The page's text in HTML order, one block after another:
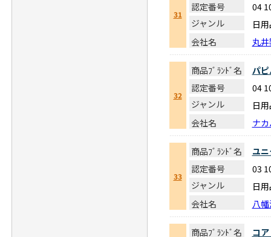
31
認定番号
04
ジャンル
日
会社名
丸
32
商品ﾌﾞﾗﾝﾄﾞ名
パ
認定番号
04
ジャンル
日
会社名
ナ
33
商品ﾌﾞﾗﾝﾄﾞ名
ユ
認定番号
03
ジャンル
日
会社名
八
商品ﾌﾞﾗﾝﾄﾞ名 コ